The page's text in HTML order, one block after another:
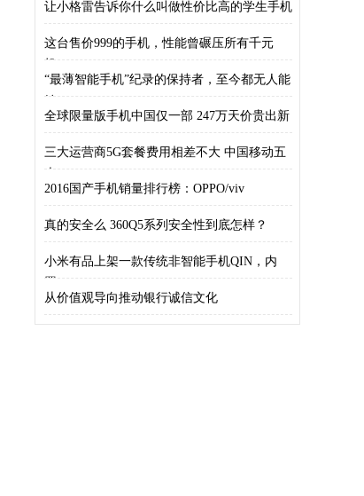
让小格雷告诉你什么叫做性价比高的学生手机
这台售价999的手机，性能曾碾压所有千元
机，
“最薄智能手机”纪录的保持者，至今都无人能
够
全球限量版手机中国仅一部 247万天价贵出新
三大运营商5G套餐费用相差不大 中国移动五
大
2016国产手机销量排行榜：OPPO/viv
真的安全么 360Q5系列安全性到底怎样？
小米有品上架一款传统非智能手机QIN，内
置“
从价值观导向推动银行诚信文化